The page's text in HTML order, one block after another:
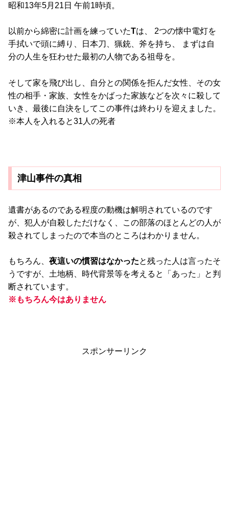
昭和13年5月21日 午前1時頃。
以前から綿密に計画を練っていたTは、 2つの懐中電灯を
手拭いで頭に縛り、日本刀、猟銃、斧を持ち、 まずは自
分の人生を狂わせた最初の人物である祖母を。
そして家を飛び出し、自分との関係を拒んだ女性、その女
性の相手・家族、女性をかばった家族などを次々に殺して
いき、最後に自決をしてこの事件は終わりを迎えました。
※本人を入れると31人の死者
津山事件の真相
遺書があるのである程度の動機は解明されているのです
が、犯人が自殺しただけなく、この部落のほとんどの人が
殺されてしまったので本当のところはわかりません。
もちろん、 夜這いの慣習はなかったと残った人は言ったそ
うですが、土地柄、時代背景等を考えると「あった」と判
断されています。
※もちろん今はありません
スポンサーリンク